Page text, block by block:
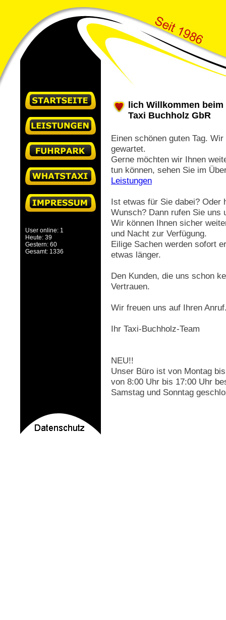
User online: 1
Heute: 39
Gestern: 60
Gesamt: 1336
lich Willkommen
Taxi Buchholz GbR
Einen schönen guten Tag.
gewartet.
Gerne möchten wir Ihnen
tun können, sehen Sie im
Leistungen
Ist etwas für Sie dabei? Oder
Wunsch? Dann rufen Sie uns
Wir können Ihnen sicher
und Nacht zur Verfügung.
Eilige Sachen werden sofort
etwas länger.
Den Kunden, die uns schon
Vertrauen.
Wir freuen uns auf Ihren
Ihr Taxi-Buchholz-Team
NEU!!
Unser Büro ist von Montag
von 8:00 Uhr bis 17:00 Uhr
Samstag und Sonntag